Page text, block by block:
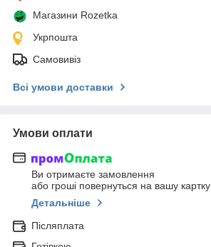
Магазини Rozetka
Укрпошта
Самовивіз
Всі умови доставки
Умови оплати
Ви отримаєте замовлення
або гроші повернуться на вашу картку
Детальніше
Післяплата